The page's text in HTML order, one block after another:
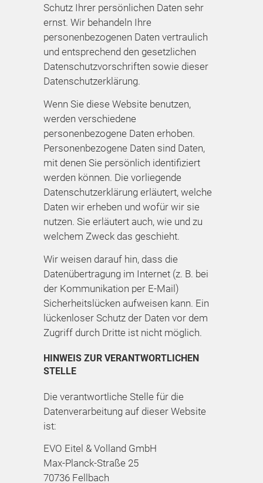
Schutz Ihrer persönlichen Daten sehr
ernst. Wir behandeln Ihre
personenbezogenen Daten vertraulich
und entsprechend den gesetzlichen
Datenschutzvorschriften sowie dieser
Datenschutzerklärung.
Wenn Sie diese Website benutzen,
werden verschiedene
personenbezogene Daten erhoben.
Personenbezogene Daten sind Daten,
mit denen Sie persönlich identifiziert
werden können. Die vorliegende
Datenschutzerklärung erläutert, welche
Daten wir erheben und wofür wir sie
nutzen. Sie erläutert auch, wie und zu
welchem Zweck das geschieht.
Wir weisen darauf hin, dass die
Datenübertragung im Internet (z. B. bei
der Kommunikation per E-Mail)
Sicherheitslücken aufweisen kann. Ein
lückenloser Schutz der Daten vor dem
Zugriff durch Dritte ist nicht möglich.
HINWEIS ZUR VERANTWORTLICHEN
STELLE
Die verantwortliche Stelle für die
Datenverarbeitung auf dieser Website
ist:
EVO Eitel & Volland GmbH
Max-Planck-Straße 25
70736 Fellbach